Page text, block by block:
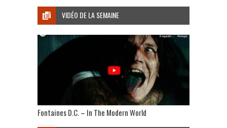
VIDÉO DE LA SEMAINE
Fontaines D.C. – In The Modern World